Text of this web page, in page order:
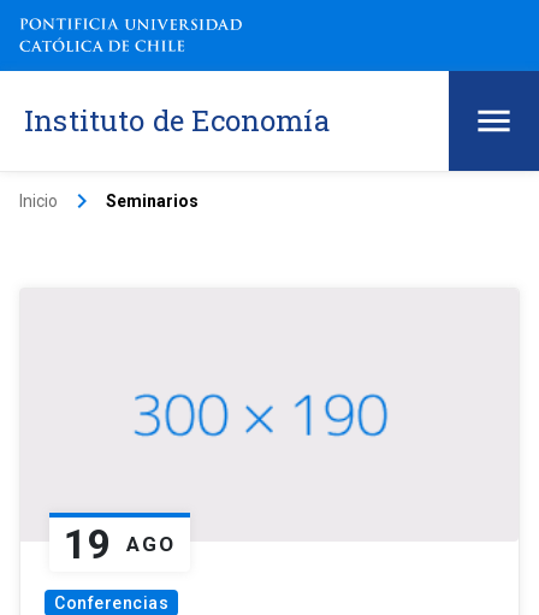
Instituto de Economía
Inicio keyboard_arrow_right Seminarios
19 AGO
Conferencias